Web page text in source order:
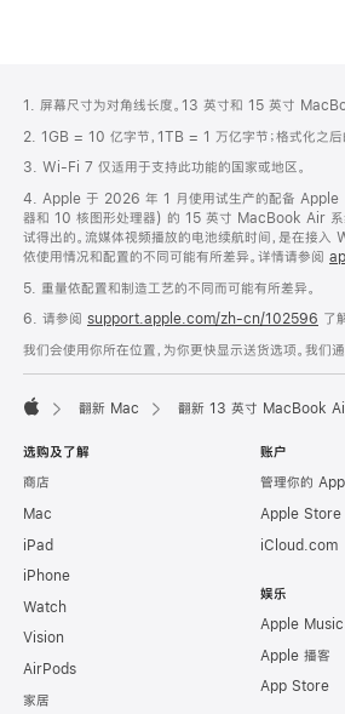
页
脚
注
1. 屏幕尺寸为对角线长度。13 英寸和 15 英寸
2. 1GB = 10 亿字节，1TB = 1 万亿字节；格式化之后
3. Wi-Fi 7 仅适用于支持此功能的国家或地区。
4. Apple 于 2026 年 1 月使用试生产的配备 Apple
器和 10 核图形处理器) 的 15 英寸 MacBook Air 系
试得出的。流媒体视频播放的电池续航时间，是在接
依使用情况和配置的不同可能有所差异。详情请参阅
5. 重量依配置和制造工艺的不同而可能有所差异。
6. 请参阅 support.apple.com/zh-cn/102596 了
我们会使用你所在位置，为你更快显示送货选项。我
翻新 Mac 翻新 13 英寸 MacBook
选购及了解
商店
Mac
iPad
iPhone
Watch
Vision
AirPods
家居
账户
管理你的
Apple Store
iCloud.com
娱乐
Apple Music
Apple 播客
App Store